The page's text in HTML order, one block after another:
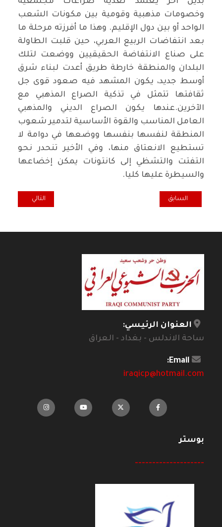
وخصومات مذهبية وقومية بين مكونات الشعب
الواحد أو بين دول الإقليم. وهذا ما أفرزته مرحلة ما
بعد انتفاضات الربيع العربي، حين قلبت الطاولة
على صناع الانتفاضة الحقيقيين ووضعت لتلك
البلدان والمنطقة خارطة طريق أعدت لبناء شرق
أوسط جديد، يكون المشهد فيه صعود قوى جل
ثقافتها تتمثل في تذكية الصراع المذهبي مع
الآخرين.عندها يكون الصراع الديني والمذهبي
العامل المناسب والقوة الأساسية لتدمير شعوب
المنطقة لنفسها بنفسها ووضعها في دوامة لا
تستطيع الانعتاق منها، وفي الأخير تنحدر نحو
التفتت والتشظي إلى كانتونات يمكن إخضاعها
والسيطرة عليها كليا.
المقال السابق: الأقتصاد العراقي والأستدامة المالية
السابق المقال التالي:
التالي
العنوان الرئيسي:
ساحة الاندلس - بغداد - العراق
Email:
iraqicp@hotmail.com
بوستر
--------------------